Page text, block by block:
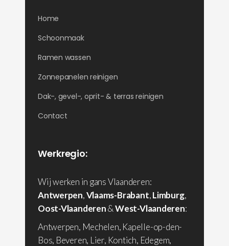
Home
Schoonmaak
Ramen wassen
Zonnepanelen reinigen
Dak-, gevel-, oprit- & terras reinigen
Contact
Werkregio:
Wij werken in gans Vlaanderen:
Antwerpen,Vlaams-Brabant,Limburg,
Oost-Vlaanderen&West-Vlaanderen:
Antwerpen, Mechelen, Kapelle-op-den-
Bos, Beveren, Lier, Kontich, Edegem,